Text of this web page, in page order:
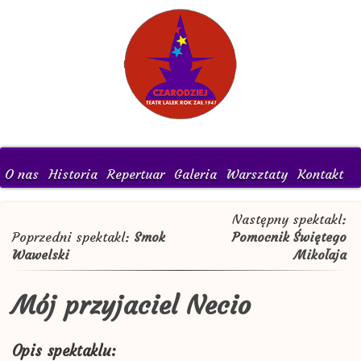
O nas Historia Repertuar Galeria Warsztaty Kontakt
Poprzedni spektakl: Smok
Wawelski
Następny spektakl:
Pomocnik Świętego
Mikołaja
Mój przyjaciel Necio
Opis spektaklu: